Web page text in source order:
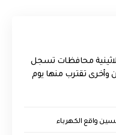
محافظات تسجل
وأخرى تقترب منها يوم
واقع الكهرباء